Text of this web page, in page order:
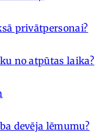
privātpersonai?
no atpūtas laika?
devēja lēmumu?